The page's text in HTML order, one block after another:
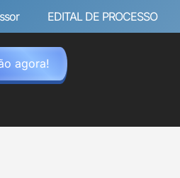
EDITAL DE PROCESSO
agora!